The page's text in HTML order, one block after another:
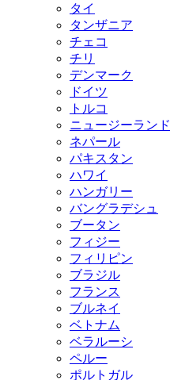
タイ
タンザニア
チェコ
チリ
デンマーク
ドイツ
トルコ
ニュージーランド
ネパール
パキスタン
ハワイ
ハンガリー
バングラデシュ
ブータン
フィジー
フィリピン
ブラジル
フランス
ブルネイ
ベトナム
ベラルーシ
ペルー
ポルトガル